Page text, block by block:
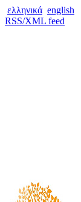
ελληνικά english
RSS/XML feed